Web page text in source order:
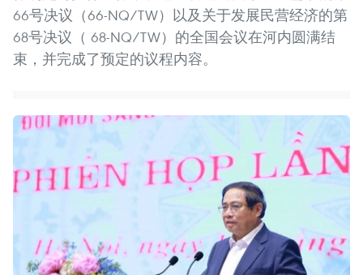
66号决议（66-NQ/TW）以及关于发展民营经济的第
68号决议（ 68-NQ/TW）的全国会议在河内圆满结
束，并完成了预定的议程内容。